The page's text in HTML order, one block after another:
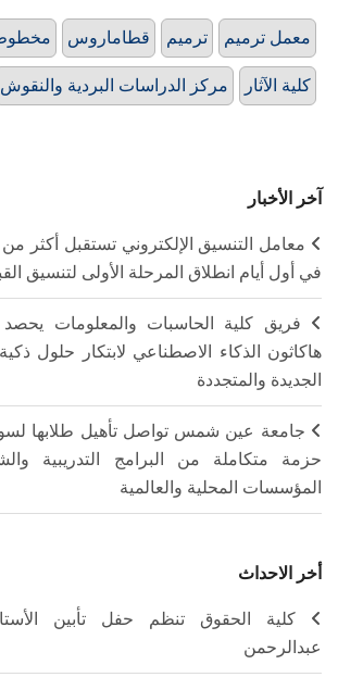
قطاماروس ترميم معمل ترميم
مركز الدراسات البردية والنقوش كلية الآثار
آخر الأخبار
في أول أيام انطلاق المرحلة الأولى لتنسيق
فريق كلية الحاسبات والمعلومات
هاكاثون الذكاء الاصطناعي لابتكار حلول
الجديدة والمتجددة
جامعة عين شمس تواصل تأهيل طلابها
حزمة متكاملة من البرامج التدريبية
المؤسسات المحلية والعالمية
أخر الاحداث
كلية الحقوق تنظم حفل تأبين
عبدالرحمن